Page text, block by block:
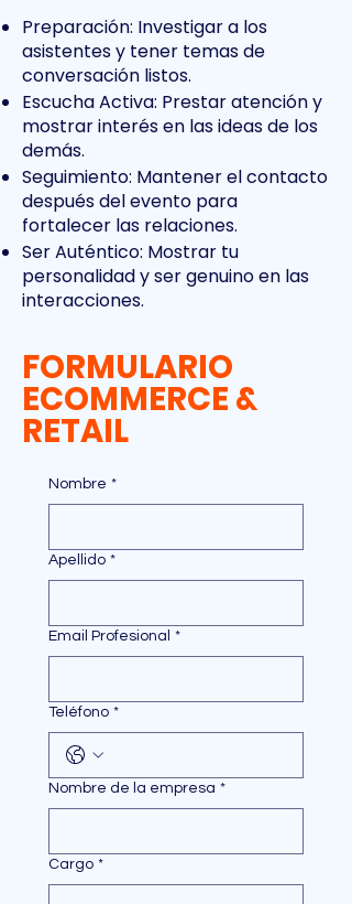
Preparación: Investigar a los
asistentes y tener temas de
conversación listos.
Escucha Activa: Prestar atención y
mostrar interés en las ideas de los
demás.
Seguimiento: Mantener el contacto
después del evento para
fortalecer las relaciones.
Ser Auténtico: Mostrar tu
personalidad y ser genuino en las
interacciones.
FORMULARIO
ECOMMERCE &
RETAIL
Nombre *
Apellido *
Email Profesional *
Teléfono *
Nombre de la empresa *
Cargo *